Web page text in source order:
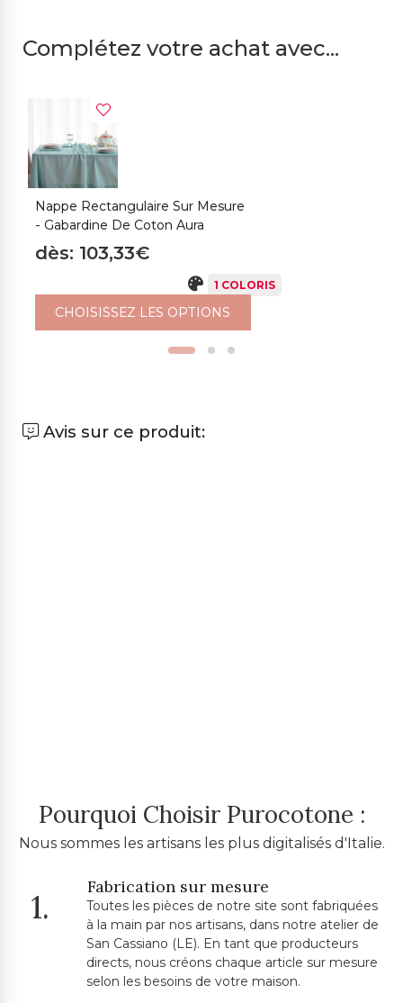
Complétez votre achat avec...
Nappe Rectangulaire Sur Mesure
- Gabardine De Coton Aura
dès: 103,33€
1 COLORIS
CHOISISSEZ LES OPTIONS
Avis sur ce produit:
Pourquoi Choisir Purocotone :
Nous sommes les artisans les plus digitalisés d'Italie.
1.
Fabrication sur mesure
Toutes les pièces de notre site sont fabriquées
à la main par nos artisans, dans notre atelier de
San Cassiano (LE). En tant que producteurs
directs, nous créons chaque article sur mesure
selon les besoins de votre maison.